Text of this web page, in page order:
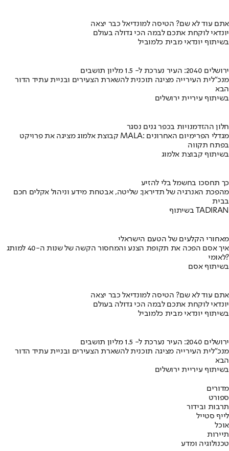
אתם עוד לא שם? הטיסה למונדיאל כבר יצאה
יונדאי לוקחת אתכם לבמה הכי גדולה בעולם
בשיתוף יונדאי מבית כלמוביל
ירושלים 2040: העיר נערכת ל- 1.5 מליון תושבים
מנכ"לית העירייה מציגה תוכנית להשארת הצעירים ובניית עתיד הדור
הבא
בשיתוף עיריית ירושלים
חלון ההזדמנויות בכפר גנים נסגר
קבוצת אלמוג מציגה את פרויקט MALA: מגדלי הפרימיום האחרונים
בפתח תקווה
בשיתוף קבוצת אלמוג
כך תחסכו בחשמל בלי להזיע
מהפכת האנרגיה של תדיראן: שליטה, אבטחת מידע וניהול אקלים חכם
בבית
בשיתוף TADIRAN
מאחורי הקלעים של הטעם הישראלי
איך אסם הפכה את תקופת הצנע והמחסור הקשה של שנות ה-40 למותג
לאומי?
בשיתוף אסם
אתם עוד לא שם? הטיסה למונדיאל כבר יצאה
יונדאי לוקחת אתכם לבמה הכי גדולה בעולם
בשיתוף יונדאי מבית כלמוביל
ירושלים 2040: העיר נערכת ל- 1.5 מליון תושבים
מנכ"לית העירייה מציגה תוכנית להשארת הצעירים ובניית עתיד הדור
הבא
בשיתוף עיריית ירושלים
מדורים
ספורט
תרבות ובידור
לייף סטייל
אוכל
תיירות
טכנולוגיה ומדע